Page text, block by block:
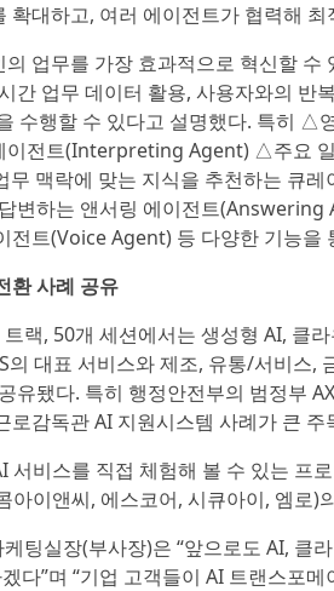
확대하고, 여러 에이전트가 협력해
업무를 가장 효과적으로 혁신할
간 업무 데이터 활용, 사용자와의 반
수행할 수 있다고 설명했다. 특히 △
이전트(Interpreting Agent) △주요
맥락에 맞는 지식을 추천하는 큐
변하는 앤서링 에이전트
전트(Voice Agent) 등 다양한 기능을
환 사례 공유
랙, 50개 세션에서는 생성형 AI, 클
의 대표 서비스와 제조, 유통/서비스,
유됐다. 특히 행정안전부의 범정부
로감독관 AI 지원시스템 사례가 큰 주
서비스를 직접 체험해 볼 수 있는 프
아이앤씨, 에스코어, 시큐아이, 엠로)
팅실장(부사장)은 “앞으로도 AI, 클
다”며 “기업 고객들이 AI 트랜스포